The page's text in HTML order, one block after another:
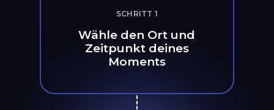
SCHRITT 1
Wähle den Ort und
Zeitpunkt deines
Moments